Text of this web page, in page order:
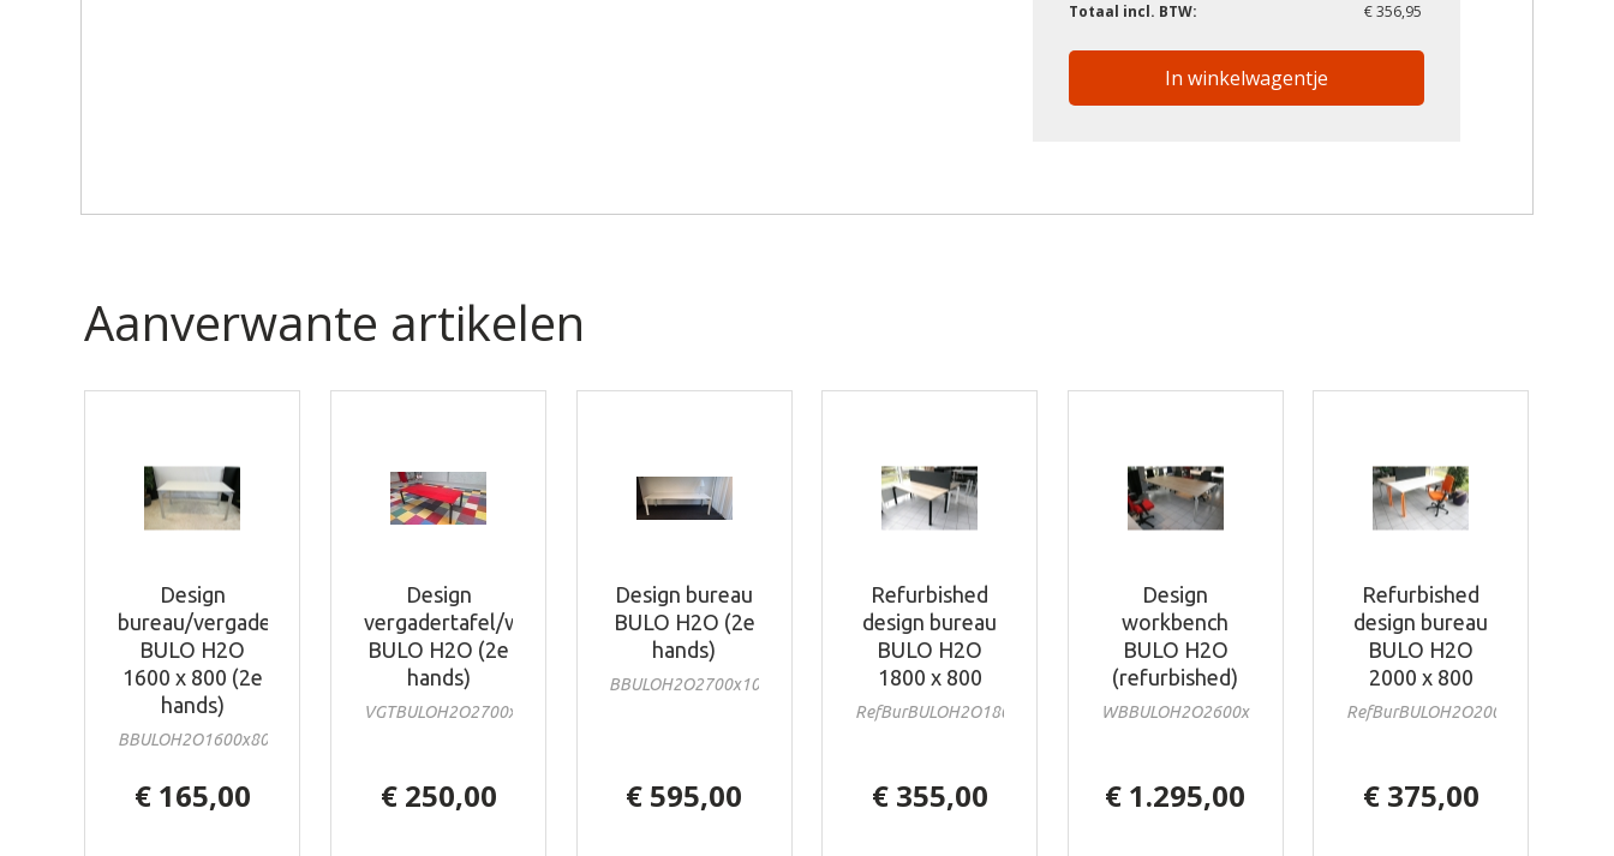
Totaal incl. BTW: € 356,95
In winkelwagentje
Aanverwante artikelen
Design
bureau/vergadertafel
BULO H2O
1600 x 800 (2e
hands)
BBULOH2O1600x800ad2
€ 165,00
Design
vergadertafel/workbench
BULO H2O (2e
hands)
VGTBULOH2O2700x1200r
€ 250,00
Design bureau
BULO H2O (2e
hands)
BBULOH2O2700x1000le
€ 595,00
Refurbished
design bureau
BULO H2O
1800 x 800
RefBurBULOH2O1800x800
€ 355,00
Design
workbench
BULO H2O
(refurbished)
WBBULOH2O2600x1300ref
€ 1.295,00
Refurbished
design bureau
BULO H2O
2000 x 800
RefBurBULOH2O2000x800
€ 375,00